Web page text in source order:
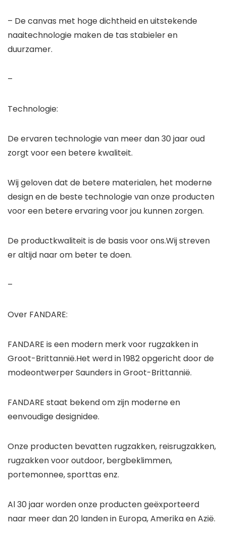
– De canvas met hoge dichtheid en uitstekende
naaitechnologie maken de tas stabieler en
duurzamer.
–
Technologie:
De ervaren technologie van meer dan 30 jaar oud
zorgt voor een betere kwaliteit.
Wij geloven dat de betere materialen, het moderne
design en de beste technologie van onze producten
voor een betere ervaring voor jou kunnen zorgen.
De productkwaliteit is de basis voor ons.Wij streven
er altijd naar om beter te doen.
–
Over FANDARE:
FANDARE is een modern merk voor rugzakken in
Groot-Brittannië.Het werd in 1982 opgericht door de
modeontwerper Saunders in Groot-Brittannië.
FANDARE staat bekend om zijn moderne en
eenvoudige designidee.
Onze producten bevatten rugzakken, reisrugzakken,
rugzakken voor outdoor, bergbeklimmen,
portemonnee, sporttas enz.
Al 30 jaar worden onze producten geëxporteerd
naar meer dan 20 landen in Europa, Amerika en Azië.